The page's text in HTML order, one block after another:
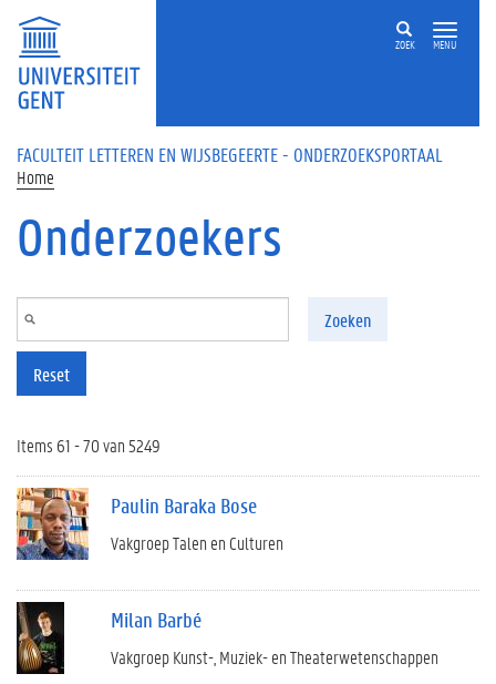
Overslaan en naar de inhoud gaan
ZOEK MENU
FACULTEIT LETTEREN EN WIJSBEGEERTE - ONDERZOEKSPORTAAL
Home
Onderzoekers
Zoeken
Reset
Items 61 - 70 van 5249
Paulin Baraka Bose
Vakgroep Talen en Culturen
Milan Barbé
Vakgroep Kunst-, Muziek- en Theaterwetenschappen